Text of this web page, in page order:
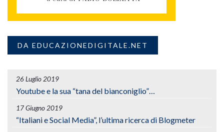
DA EDUCAZIONEDIGITALE.NET
26 Luglio 2019
Youtube e la sua “tana del bianconiglio”…
17 Giugno 2019
“Italiani e Social Media”, l’ultima ricerca di Blogmeter